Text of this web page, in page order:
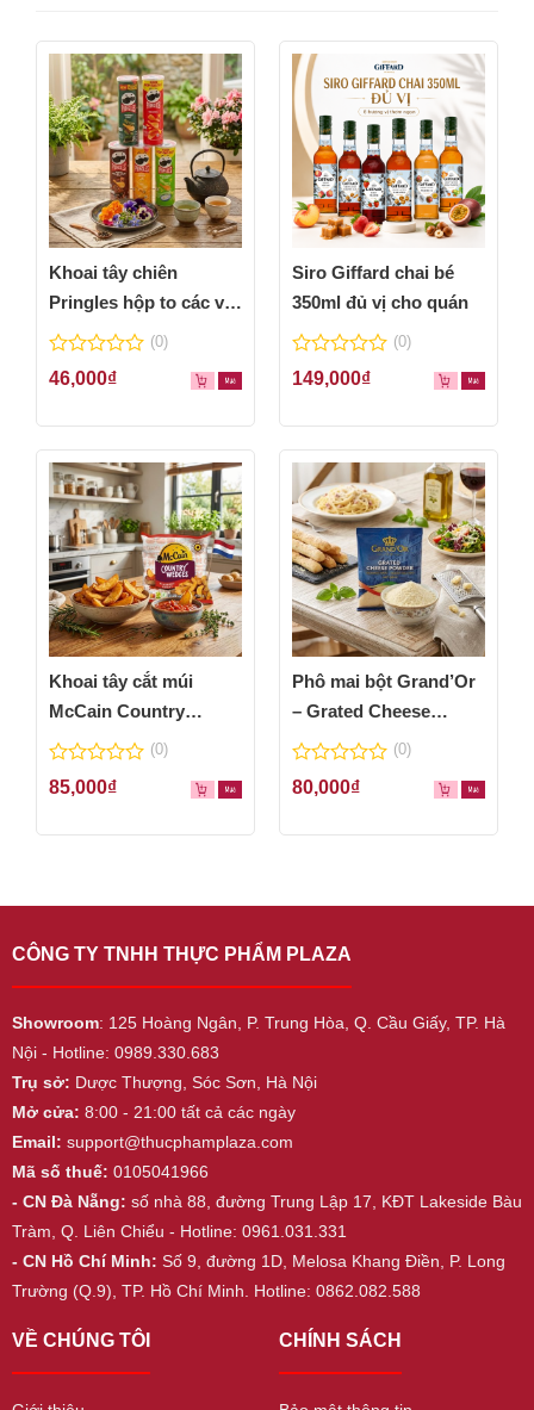
Khoai tây chiên
Pringles hộp to các vị
thơm ngon
0
out
5
(0)
46,000₫
Siro Giffard chai bé
350ml đủ vị cho quán
0
out
5
(0)
149,000₫
Khoai tây cắt múi
McCain Country
Wedges 600g
0
out
5
(0)
85,000₫
Phô mai bột Grand’Or
– Grated Cheese
Powder 100g
0
out
5
(0)
80,000₫
CÔNG TY TNHH THỰC PHẨM PLAZA
Showroom: 125 Hoàng Ngân, P. Trung Hòa, Q. Cầu Giấy, TP. Hà
Nội - Hotline: 0989.330.683
Trụ sở: Dược Thượng, Sóc Sơn, Hà Nội
Mở cửa: 8:00 - 21:00 tất cả các ngày
Email: support@thucphamplaza.com
Mã số thuế: 0105041966
- CN Đà Nẵng: số nhà 88, đường Trung Lập 17, KĐT Lakeside Bàu
Tràm, Q. Liên Chiểu - Hotline: 0961.031.331
- CN Hồ Chí Minh: Số 9, đường 1D, Melosa Khang Điền, P. Long
Trường (Q.9), TP. Hồ Chí Minh. Hotline: 0862.082.588
VỀ CHÚNG TÔI CHÍNH SÁCH